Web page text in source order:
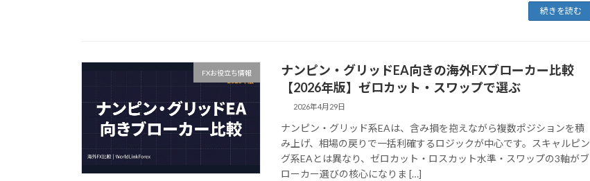
続きを読む
FXお役立ち情報
ナンピン・グリッドEA向きの海外FXブローカー比較
【2026年版】ゼロカット・スワップで選ぶ
2026年4月29日
ナンピン・グリッド系EAは、含み損を抱えながら複数ポジションを積
み上げ、相場の戻りで一括利確するロジックが中心です。スキャルピン
グ系EAとは異なり、ゼロカット・ロスカット水準・スワップの3軸がブ
ローカー選びの核心になりま […]